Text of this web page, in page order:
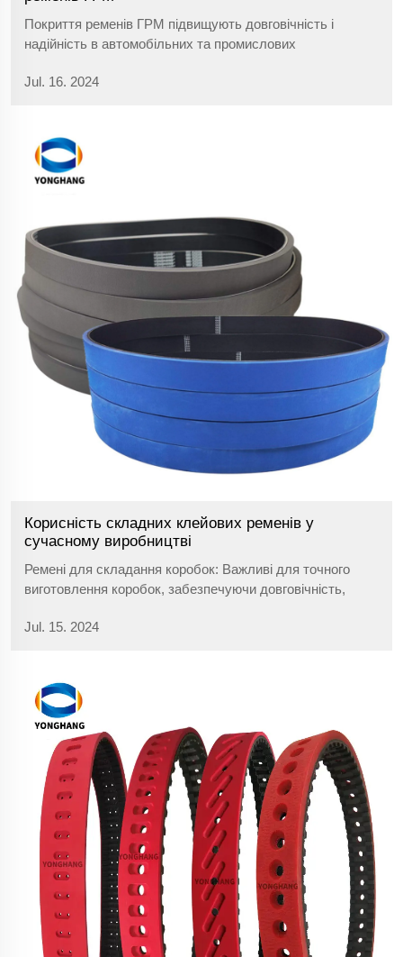
Покриття ременів ГРМ підвищують довговічність і
надійність в автомобільних та промислових
зменшуючи обслуговування.
Jul. 16. 2024
Корисність складних клейових ременів у
сучасному виробництві
Ремені для складання коробок: Важливі для точного
виготовлення коробок, забезпечуючи довговічність,
різних галузях.
Jul. 15. 2024